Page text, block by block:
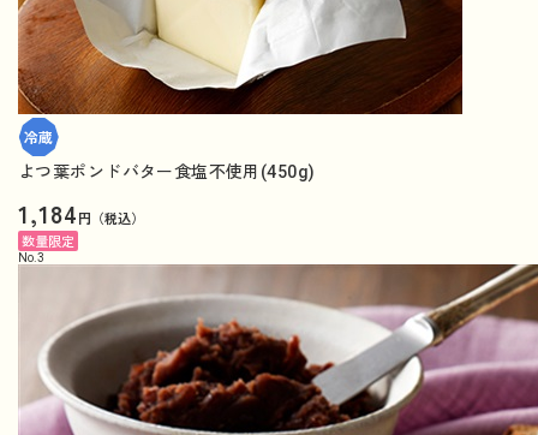
よつ葉ポンドバター食塩不使用(450g)
1,184円（税込）
数量限定
No. 3